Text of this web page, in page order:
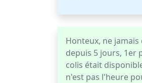
Honteux, ne
depuis 5 jours, 1er
colis était
n'est pas l'heure